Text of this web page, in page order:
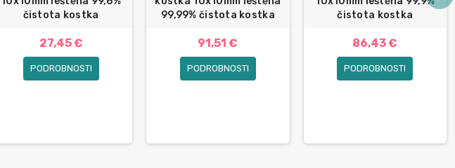
čistota kostka
27,45 €
PODROBNOSTI
99,99% čistota kostka
91,51 €
PODROBNOSTI
čistota kostka
86,43 €
PODROBNOSTI